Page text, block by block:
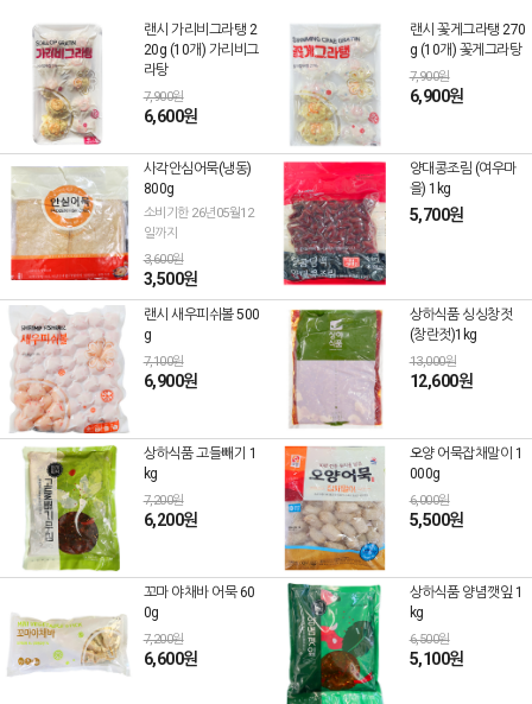
랜시 가리비그라탱 2
20g (10개) 가리비그
라탕
7,900원
6,600원
랜시 꽃게그라탱 270
g (10개) 꽃게그라탕
7,900원
6,900원
사각안심어묵(냉동)
800g
소비기한 26년05월12
일까지
3,600원
3,500원
양대콩조림 (여우마
을) 1kg
5,700원
랜시 새우피쉬볼 500
g
7,100원
6,900원
상하식품 싱싱창젓
(창란젓)1kg
13,000원
12,600원
상하식품 고들빼기 1
kg
7,200원
6,200원
오양 어묵잡채말이 1
000g
6,000원
5,500원
꼬마 야채바 어묵 60
0g
7,200원
6,600원
상하식품 양념깻잎 1
kg
6,500원
5,100원